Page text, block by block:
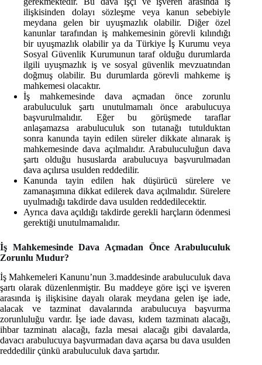
ilişkisinden dolayı sözleşme veya kanun sebebiyle
meydana gelen bir uyuşmazlık olabilir. Diğer özel
kanunlar tarafından iş mahkemesinin görevli kılındığı
bir uyuşmazlık olabilir ya da Türkiye İş Kurumu veya
Sosyal Güvenlik Kurumunun taraf olduğu durumlarda
ilgili uyuşmazlık iş ve sosyal güvenlik mevzuatından
doğmuş olabilir. Bu durumlarda görevli mahkeme iş
mahkemesi olacaktır.
İş mahkemesinde dava açmadan önce zorunlu
arabuluculuk şartı unutulmamalı önce arabulucuya
başvurulmalıdır. Eğer bu görüşmede taraflar
anlaşamazsa arabuluculuk son tutanağı tutulduktan
sonra kanunda tayin edilen süreler dikkate alınarak iş
mahkemesinde dava açılmalıdır. Arabuluculuğun dava
şartı olduğu hususlarda arabulucuya başvurulmadan
dava açılırsa usulden reddedilir.
Kanunda tayin edilen hak düşürücü sürelere ve
zamanaşımına dikkat edilerek dava açılmalıdır. Sürelere
uyulmadığı takdirde dava usulden reddedilecektir.
Ayrıca dava açıldığı takdirde gerekli harçların ödenmesi
gerektiği unutulmamalıdır.
İş Mahkemesinde Dava Açmadan Önce Arabuluculuk
Zorunlu Mudur?
İş Mahkemeleri Kanunu’nun 3.maddesinde arabuluculuk dava
şartı olarak düzenlenmiştir. Bu maddeye göre işçi ve işveren
arasında iş ilişkisine dayalı olarak meydana gelen işe iade,
alacak ve tazminat davalarında arabulucuya başvurma
zorunluluğu vardır. İşe iade davası, kıdem tazminatı alacağı,
ihbar tazminatı alacağı, fazla mesai alacağı gibi davalarda,
davacı arabulucuya başvurmadan dava açarsa bu dava usulden
reddedilir çünkü arabuluculuk dava şartıdır.